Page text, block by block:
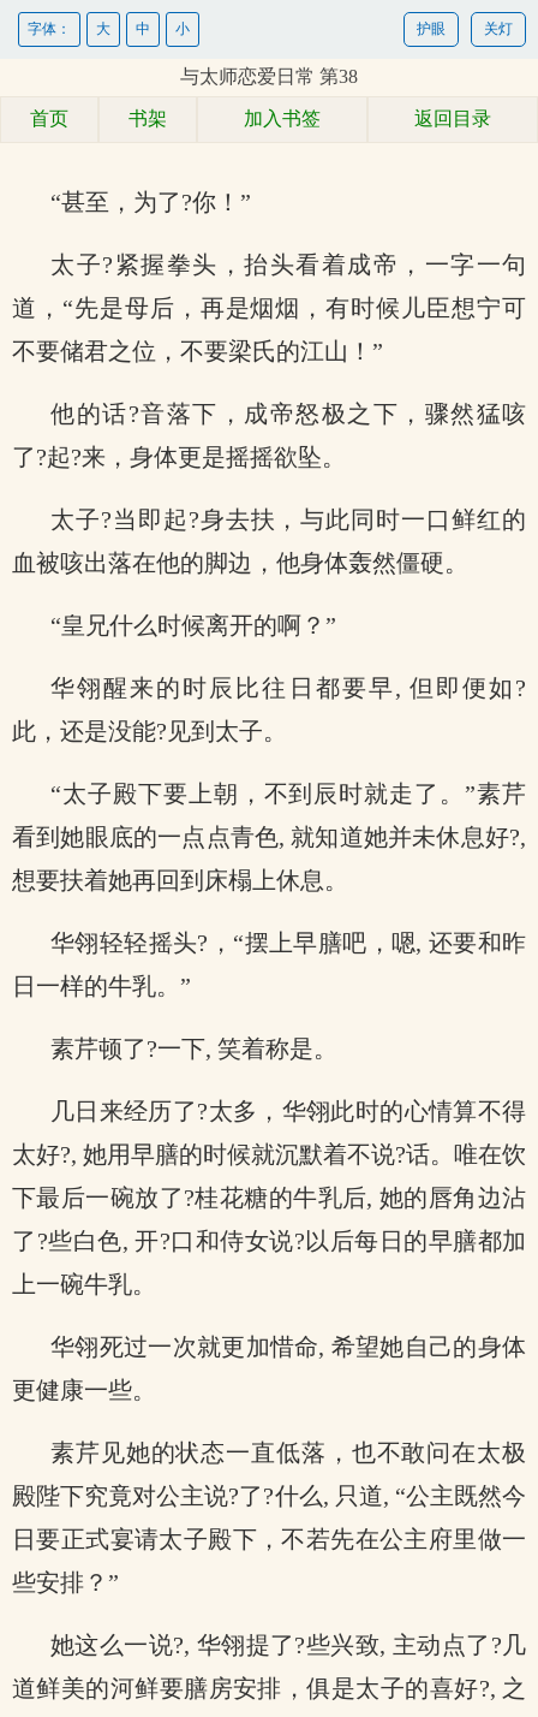
关灯
护眼
字体： 大 中 小
与太师恋爱日常 第38
首页 书架 加入书签 返回目录
“甚至，为了?你！”
太子?紧握拳头，抬头看着成帝，一字一句
道，“先是母后，再是烟烟，有时候儿臣想宁可
不要储君之位，不要梁氏的江山！”
他的话?音落下，成帝怒极之下，骤然猛咳
了?起?来，身体更是摇摇欲坠。
太子?当即起?身去扶，与此同时一口鲜红的
血被咳出落在他的脚边，他身体轰然僵硬。
“皇兄什么时候离开的啊？”
华翎醒来的时辰比往日都要早, 但即便如?
此，还是没能?见到太子。
“太子殿下要上朝，不到辰时就走了。”素芹
看到她眼底的一点点青色, 就知道她并未休息好?,
想要扶着她再回到床榻上休息。
华翎轻轻摇头?，“摆上早膳吧，嗯, 还要和昨
日一样的牛乳。”
素芹顿了?一下, 笑着称是。
几日来经历了?太多，华翎此时的心情算不得
太好?, 她用早膳的时候就沉默着不说?话。唯在饮
下最后一碗放了?桂花糖的牛乳后, 她的唇角边沾
了?些白色, 开?口和侍女说?以后每日的早膳都加
上一碗牛乳。
华翎死过一次就更加惜命, 希望她自己的身体
更健康一些。
素芹见她的状态一直低落，也不敢问在太极
殿陛下究竟对公主说?了?什么, 只道, “公主既然今
日要正式宴请太子殿下，不若先在公主府里做一
些安排？”
她这么一说?, 华翎提了?些兴致, 主动点了?几
道鲜美的河鲜要膳房安排，俱是太子的喜好?, 之